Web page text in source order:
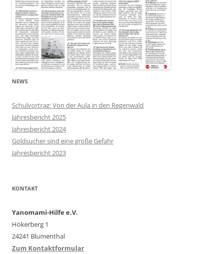
NEWS
Schulvortrag: Von der Aula in den Regenwald
Jahresbericht 2025
Jahresbericht 2024
Goldsucher sind eine große Gefahr
Jahresbericht 2023
KONTAKT
Yanomami-Hilfe e.V.
Hökerberg 1
24241 Blumenthal
Zum Kontaktformular